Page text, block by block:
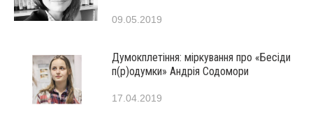
09.05.2019
Думокплетіння: міркування про «Бесіди
п(р)одумки» Андрія Содомори
17.04.2019